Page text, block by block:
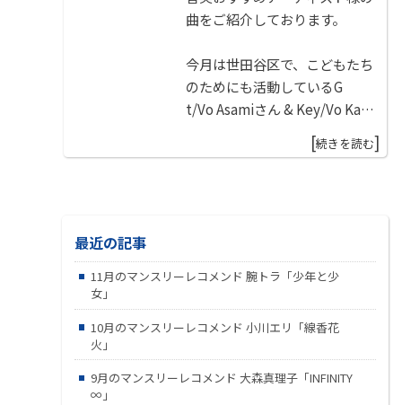
曲をご紹介しております。
今月は世田谷区で、こどもたち
のためにも活動しているG
t/Vo Asamiさん & Key/Vo Kana
ツインボーカルユニット：Kan
(土)17:55～/19:55～
(日)19:55～
[続きを読む]
最近の記事
11月のマンスリーレコメンド 腕トラ「少年と少
女」
10月のマンスリーレコメンド 小川エリ「線香花
火」
9月のマンスリーレコメンド 大森真理子「INFINITY
∞」